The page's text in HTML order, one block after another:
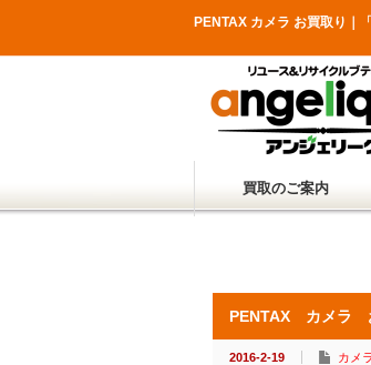
PENTAX カメラ お買取り
買取のご案内
PENTAX カメラ
2016-2-19 カメラ